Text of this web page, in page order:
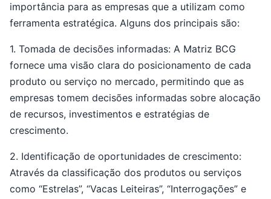
importância para as empresas que a utilizam como
ferramenta estratégica. Alguns dos principais são:
1. Tomada de decisões informadas: A Matriz BCG
fornece uma visão clara do posicionamento de cada
produto ou serviço no mercado, permitindo que as
empresas tomem decisões informadas sobre alocação
de recursos, investimentos e estratégias de
crescimento.
2. Identificação de oportunidades de crescimento:
Através da classificação dos produtos ou serviços
como “Estrelas”, “Vacas Leiteiras”, “Interrogações” e